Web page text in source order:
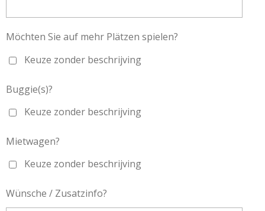
Möchten Sie auf mehr Plätzen spielen?
Keuze zonder beschrijving
Buggie(s)?
Keuze zonder beschrijving
Mietwagen?
Keuze zonder beschrijving
Wünsche / Zusatzinfo?